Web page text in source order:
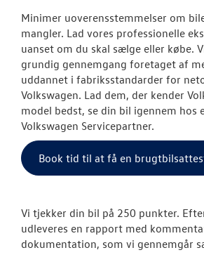
Minimer uoverensstemmelser om
mangler. Lad vores professionelle
uanset om du skal sælge eller købe.
grundig gennemgang foretaget af
uddannet i fabriksstandarder for
Volkswagen. Lad dem, der kender
model bedst, se din bil igennem hos
Volkswagen Servicepartner.
Book tid til at få en
Vi tjekker din bil på 250 punkter.
udleveres en rapport med
dokumentation, som vi gennemgår